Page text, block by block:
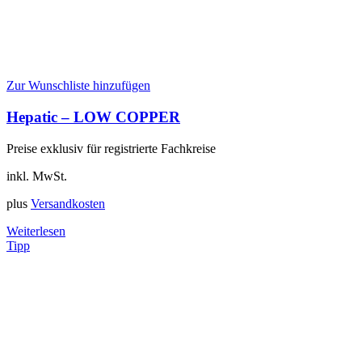
Zur Wunschliste hinzufügen
Hepatic – LOW COPPER
Preise exklusiv für registrierte Fachkreise
inkl. MwSt.
plus Versandkosten
Weiterlesen
Tipp